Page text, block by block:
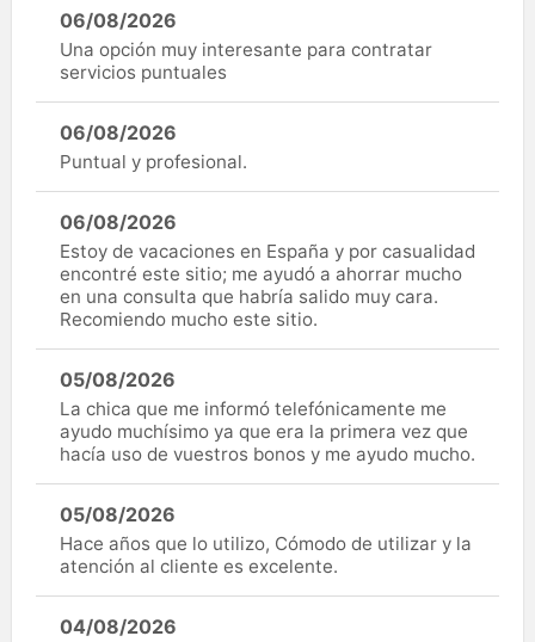
06/08/2026
Una opción muy interesante para contratar
servicios puntuales
06/08/2026
Puntual y profesional.
06/08/2026
Estoy de vacaciones en España y por casualidad
encontré este sitio; me ayudó a ahorrar mucho
en una consulta que habría salido muy cara.
Recomiendo mucho este sitio.
05/08/2026
La chica que me informó telefónicamente me
ayudo muchísimo ya que era la primera vez que
hacía uso de vuestros bonos y me ayudo mucho.
05/08/2026
Hace años que lo utilizo, Cómodo de utilizar y la
atención al cliente es excelente.
04/08/2026